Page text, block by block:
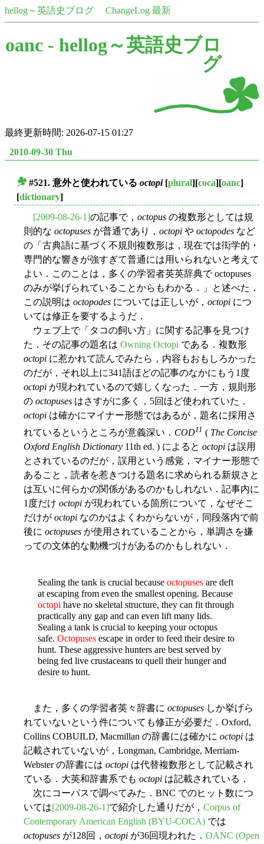
hellog～英語史ブログ ChangeLog 最新
oanc - hellog～英語史ブロ
グ
最終更新時間: 2026-07-15 01:27
2010-09-30 Thu
#521. 意外と使われている octopi[plural][coca][oanc]
[dictionary]
[2009-08-26-1]の記事で， octopus の複数形としては規
則的な octopuses が普通であり， octopi や octopodes など
の「古典語に基づく不規則複数形は，現在では衒学的・
専門的な響きが強すぎて普通には用いられないと考えて
よい．このことは，多くの学習者英英辞典で octopuses
のみが挙げられていることからもわかる．」と述べた．
この説明は octopodes については正しいが， octopi につ
いては修正を要するようだ．
ウェブ上で「タコの飼い方」に関する記事を見つけ
た．その記事の題名は Owning Octopi である．複数形
octopi に惹かれて読んでみたら，内容もおもしろかった
のだが，それ以上に341語ほどの記事のなかにもう1度
octopi が現われているので嬉しくなった．一方，規則形
の octopuses はさすがに多く，5回ほど使われていた．
octopi は確かにマイナー形態ではあるが，題名に採用さ
れているというところが意義深い． COD11 ( The Concise
Oxford English Dictionary 11th ed. ) によると octopi は誤用
とされているのだが，誤用という感覚，マイナー形態で
あること，読者を惹きつける題名に求められる新規さと
は互いに何らかの関係があるのかもしれない．記事内に
1度だけ octopi が現われている箇所について，なぜそこ
だけが octopi なのかはよくわからないが，同段落内で前
後に octopuses が使用されていることから，単調さを嫌
っての文体的な動機づけがあるのかもしれない．
Sealing the tank is crucial because octopuses are deft
at escaping from even the smallest opening. Because
octopi have no skeletal structure, they can fit through
practically any gap and can even lift many lids.
Sealing a tank is crucial to keeping your octopus
safe. Octopuses escape in order to feed their desire to
hunt. These aggressive hunters are best served by
being fed live crustaceans to quell their hunger and
desire to hunt.
また，多くの学習者英々辞書に octopuses しか挙げら
れていないという件についても修正が必要だ．Oxford,
Collins COBUILD, Macmillan の辞書には確かに octopi は
記載されていないが，Longman, Cambridge, Merriam-
Webster の辞書には octopi は代替複数形として記載され
ている．大英和辞書系でも octopi は記載されている．
次にコーパスで調べてみた．BNC でのヒット数につ
いては[2009-08-26-1]で紹介した通りだが， Corpus of
Contemporary American English (BYU-COCA) では
octopuses が128回， octopi が36回現われた． OANC (Open